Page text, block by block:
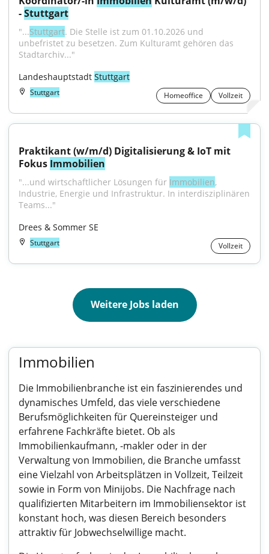
- Stuttgart
"...Stuttgart. Die Stelle ist zum 01.10.2026 und
unbefristet zu besetzen. Zum Kulturamt gehören das
Stadtarchiv..."
Landeshauptstadt Stuttgart
Stuttgart Homeoffice Vollzeit
Praktikant (w/m/d) Digitalisierung & IoT mit
Fokus Immobilien
"...und wirtschaftlicher Lösungen für Immobilien,
Industrie, Energie und Infrastruktur. In interdisziplinären
Teams..."
Drees & Sommer SE
Stuttgart Vollzeit
Weitere Jobs laden
Immobilien
Die Immobilienbranche ist ein faszinierendes und
dynamisches Umfeld, das viele verschiedene
Berufsmöglichkeiten für Quereinsteiger und
erfahrene Fachkräfte bietet. Ob als
Immobilienkaufmann, -makler oder in der
Verwaltung von Immobilien, die Branche umfasst
eine Vielzahl von Arbeitsplätzen in Vollzeit, Teilzeit
sowie in Form von Minijobs. Die Nachfrage nach
qualifizierten Mitarbeitern im Immobiliensektor ist
konstant hoch, was diesen Bereich besonders
attraktiv für Jobwechselwillige macht.